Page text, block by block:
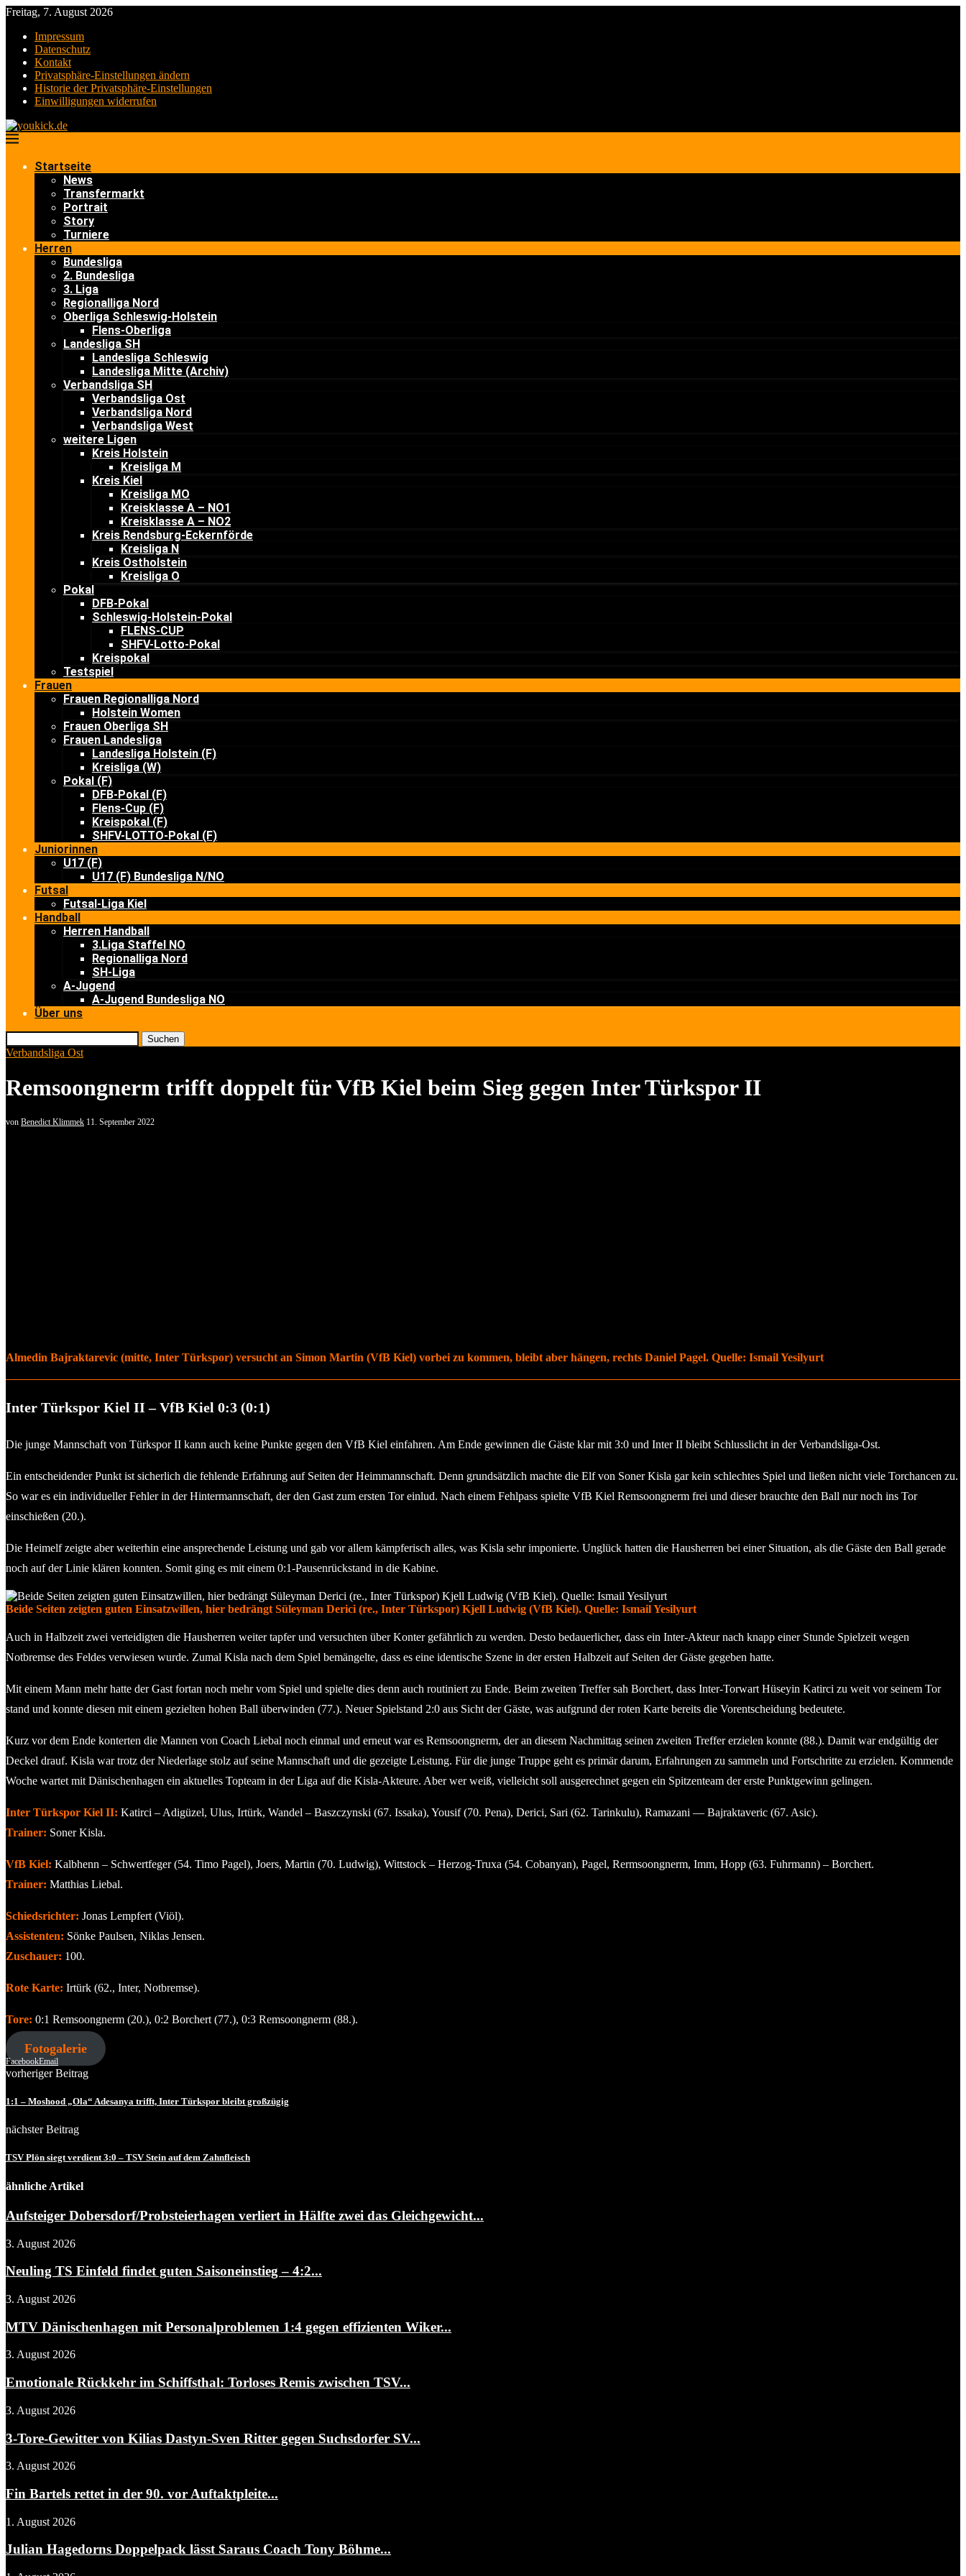
Freitag, 7. August 2026
Impressum
Datenschutz
Kontakt
Privatsphäre-Einstellungen ändern
Historie der Privatsphäre-Einstellungen
Einwilligungen widerrufen
Startseite
News
Transfermarkt
Portrait
Story
Turniere
Herren
Bundesliga
2. Bundesliga
3. Liga
Regionalliga Nord
Oberliga Schleswig-Holstein
Flens-Oberliga
Landesliga SH
Landesliga Schleswig
Landesliga Mitte (Archiv)
Verbandsliga SH
Verbandsliga Ost
Verbandsliga Nord
Verbandsliga West
weitere Ligen
Kreis Holstein
Kreisliga M
Kreis Kiel
Kreisliga MO
Kreisklasse A – NO1
Kreisklasse A – NO2
Kreis Rendsburg-Eckernförde
Kreisliga N
Kreis Ostholstein
Kreisliga O
Pokal
DFB-Pokal
Schleswig-Holstein-Pokal
FLENS-CUP
SHFV-Lotto-Pokal
Kreispokal
Testspiel
Frauen
Frauen Regionalliga Nord
Holstein Women
Frauen Oberliga SH
Frauen Landesliga
Landesliga Holstein (F)
Kreisliga (W)
Pokal (F)
DFB-Pokal (F)
Flens-Cup (F)
Kreispokal (F)
SHFV-LOTTO-Pokal (F)
Juniorinnen
U17 (F)
U17 (F) Bundesliga N/NO
Futsal
Futsal-Liga Kiel
Handball
Herren Handball
3.Liga Staffel NO
Regionalliga Nord
SH-Liga
A-Jugend
A-Jugend Bundesliga NO
Über uns
Suchen
Verbandsliga Ost
Remsoongnerm trifft doppelt für VfB Kiel beim Sieg gegen Inter Türkspor II
von Benedict Klimmek 11. September 2022
Almedin Bajraktarevic (mitte, Inter Türkspor) versucht an Simon Martin (VfB Kiel) vorbei zu kommen, bleibt aber hängen, rechts Daniel Pagel. Quelle: Ismail Yesilyurt
Inter Türkspor Kiel II – VfB Kiel 0:3 (0:1)
Die junge Mannschaft von Türkspor II kann auch keine Punkte gegen den VfB Kiel einfahren. Am Ende gewinnen die Gäste klar mit 3:0 und Inter II bleibt Schlusslicht in der Verbandsliga-Ost.
Ein entscheidender Punkt ist sicherlich die fehlende Erfahrung auf Seiten der Heimmannschaft. Denn grundsätzlich machte die Elf von Soner Kisla gar kein schlechtes Spiel und ließen nicht viele Torchancen zu.
So war es ein individueller Fehler in der Hintermannschaft, der den Gast zum ersten Tor einlud. Nach einem Fehlpass spielte VfB Kiel Remsoongnerm frei und dieser brauchte den Ball nur noch ins Tor
einschießen (20.).
Die Heimelf zeigte aber weiterhin eine ansprechende Leistung und gab vor allem kämpferisch alles, was Kisla sehr imponierte. Unglück hatten die Hausherren bei einer Situation, als die Gäste den Ball gerade
noch auf der Linie klären konnten. Somit ging es mit einem 0:1-Pausenrückstand in die Kabine.
Beide Seiten zeigten guten Einsatzwillen, hier bedrängt Süleyman Derici (re., Inter Türkspor) Kjell Ludwig (VfB Kiel). Quelle: Ismail Yesilyurt
Auch in Halbzeit zwei verteidigten die Hausherren weiter tapfer und versuchten über Konter gefährlich zu werden. Desto bedauerlicher, dass ein Inter-Akteur nach knapp einer Stunde Spielzeit wegen
Notbremse des Feldes verwiesen wurde. Zumal Kisla nach dem Spiel bemängelte, dass es eine identische Szene in der ersten Halbzeit auf Seiten der Gäste gegeben hatte.
Mit einem Mann mehr hatte der Gast fortan noch mehr vom Spiel und spielte dies denn auch routiniert zu Ende. Beim zweiten Treffer sah Borchert, dass Inter-Torwart Hüseyin Katirci zu weit vor seinem Tor
stand und konnte diesen mit einem gezielten hohen Ball überwinden (77.). Neuer Spielstand 2:0 aus Sicht der Gäste, was aufgrund der roten Karte bereits die Vorentscheidung bedeutete.
Kurz vor dem Ende konterten die Mannen von Coach Liebal noch einmal und erneut war es Remsoongnerm, der an diesem Nachmittag seinen zweiten Treffer erzielen konnte (88.). Damit war endgültig der
Deckel drauf. Kisla war trotz der Niederlage stolz auf seine Mannschaft und die gezeigte Leistung. Für die junge Truppe geht es primär darum, Erfahrungen zu sammeln und Fortschritte zu erzielen. Kommende
Woche wartet mit Dänischenhagen ein aktuelles Topteam in der Liga auf die Kisla-Akteure. Aber wer weiß, vielleicht soll ausgerechnet gegen ein Spitzenteam der erste Punktgewinn gelingen.
Inter Türkspor Kiel II: Katirci – Adigüzel, Ulus, Irtürk, Wandel – Baszczynski (67. Issaka), Yousif (70. Pena), Derici, Sari (62. Tarinkulu), Ramazani –– Bajraktaveric (67. Asic).
Trainer: Soner Kisla.
VfB Kiel: Kalbhenn – Schwertfeger (54. Timo Pagel), Joers, Martin (70. Ludwig), Wittstock – Herzog-Truxa (54. Cobanyan), Pagel, Rermsoongnerm, Imm, Hopp (63. Fuhrmann) – Borchert.
Trainer: Matthias Liebal.
Schiedsrichter: Jonas Lempfert (Viöl).
Assistenten: Sönke Paulsen, Niklas Jensen.
Zuschauer: 100.
Rote Karte: Irtürk (62., Inter, Notbremse).
Tore: 0:1 Remsoongnerm (20.), 0:2 Borchert (77.), 0:3 Remsoongnerm (88.).
Fotogalerie
FacebookEmail
vorheriger Beitrag
1:1 – Moshood „Ola“ Adesanya trifft, Inter Türkspor bleibt großzügig
nächster Beitrag
TSV Plön siegt verdient 3:0 – TSV Stein auf dem Zahnfleisch
ähnliche Artikel
Aufsteiger Dobersdorf/Probsteierhagen verliert in Hälfte zwei das Gleichgewicht...
3. August 2026
Neuling TS Einfeld findet guten Saisoneinstieg – 4:2...
3. August 2026
MTV Dänischenhagen mit Personalproblemen 1:4 gegen effizienten Wiker...
3. August 2026
Emotionale Rückkehr im Schiffsthal: Torloses Remis zwischen TSV...
3. August 2026
3-Tore-Gewitter von Kilias Dastyn-Sven Ritter gegen Suchsdorfer SV...
3. August 2026
Fin Bartels rettet in der 90. vor Auftaktpleite...
1. August 2026
Julian Hagedorns Doppelpack lässt Saraus Coach Tony Böhme...